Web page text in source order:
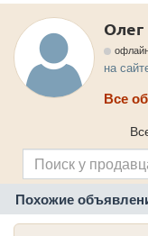
Олег
на
Все
Похожие